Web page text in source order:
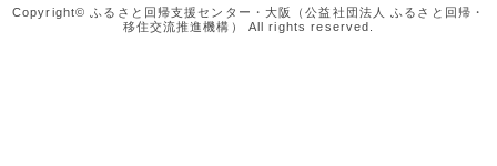
Copyright© ふるさと回帰支援センター・大阪（公益社団法人 ふるさと回帰・
移住交流推進機構） All rights reserved.